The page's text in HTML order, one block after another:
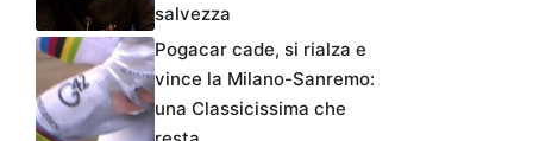
salvezza
Pogacar cade, si rialza e
vince la Milano-Sanremo:
una Classicissima che